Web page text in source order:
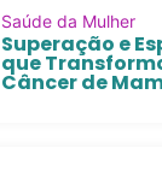
Saúde da Mulher
Superação e
que
Câncer de